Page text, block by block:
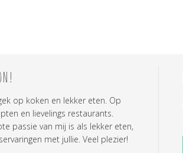
op koken en lekker eten. Op
en lievelings restaurants.
passie van mij is als lekker eten,
met jullie. Veel plezier!